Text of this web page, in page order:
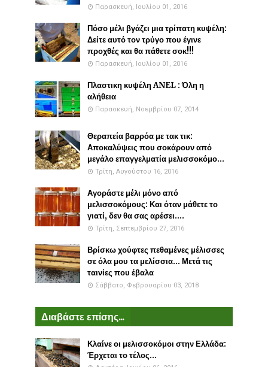
Παρασκευή, Ιουλίου 01, 2016
Πόσο μέλι βγάζει μια τρίπατη κυψέλη:
Δείτε αυτό τον τρύγο που έγινε
προχθές και θα πάθετε σοκ!!!
Παρασκευή, Ιουλίου 01, 2016
Πλαστικη κυψέλη ANEL : Όλη η
αλήθεια
Παρασκευή, Νοεμβρίου 07, 2014
Θεραπεία βαρρόα με τακ τικ:
Αποκαλύψεις που σοκάρουν από
μεγάλο επαγγελματία μελισσοκόμο...
Τρίτη, Αυγούστου 16, 2016
Αγοράστε μέλι μόνο από
μελισσοκόμους: Και όταν μάθετε το
γιατί, δεν θα σας αρέσει....
Τρίτη, Σεπτεμβρίου 27, 2016
Βρίσκω χούφτες πεθαμένες μέλισσες
σε όλα μου τα μελίσσια... Μετά τις
ταινίες που έβαλα
Σάββατο, Φεβρουαρίου 03, 2018
Διαβάστε επίσης...
Κλαίνε οι μελισσοκόμοι στην Ελλάδα:
Έρχεται το τέλος...